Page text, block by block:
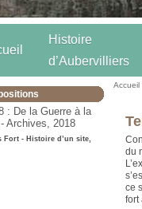
Histoire
d’Aubervilliers
: De la Guerre à la
Archives, 2018
Fort - Histoire d’un site,
Accueil
du
ce
fort